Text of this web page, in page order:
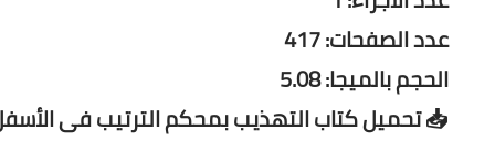
عدد الصفحات: 417
الحجم بالميجا: 5.08
📥 تحميل كتاب التهذيب بمحكم الترتيب فى